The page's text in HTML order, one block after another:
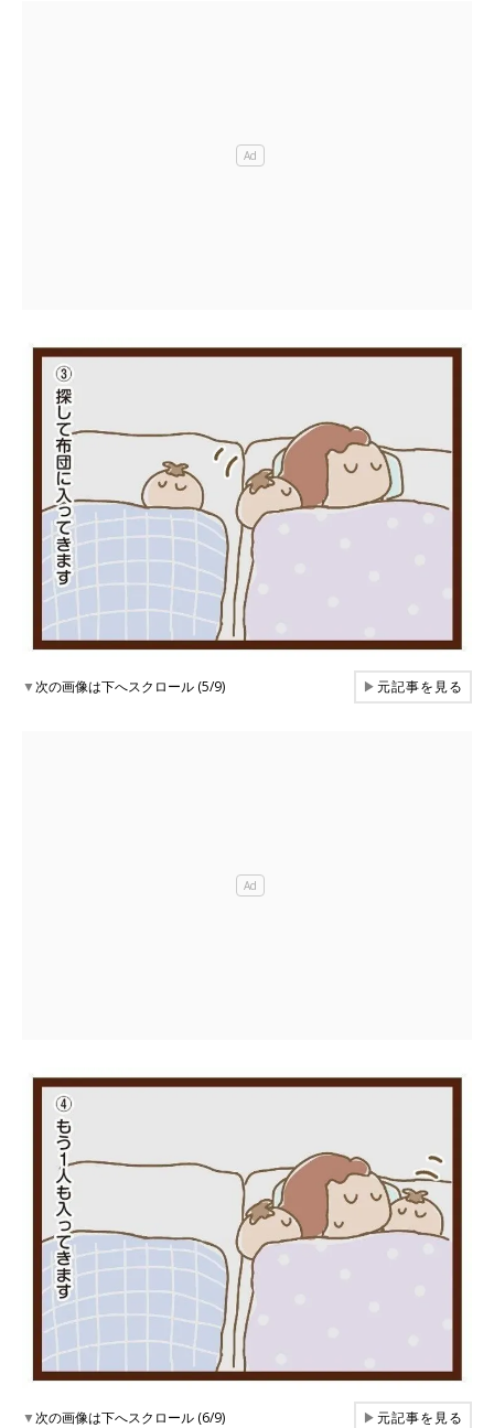
▼次の画像は下へスクロール (5/9) ▶元記事を見る
▼次の画像は下へスクロール (6/9) ▶元記事を見る